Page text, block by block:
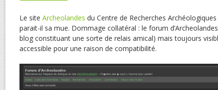
Le site Archeolandes du Centre de Recherches
parait-il sa mue. Dommage collatéral : le forum
blog constituant une sorte de relais amical) mais toujours
accessible pour une raison de compatibilité.